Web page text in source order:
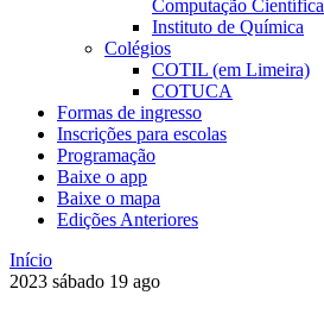
Computação Científica
Instituto de Química
Colégios
COTIL (em Limeira)
COTUCA
Formas de ingresso
Inscrições para escolas
Programação
Baixe o app
Baixe o mapa
Edições Anteriores
Início
2023 sábado 19 ago